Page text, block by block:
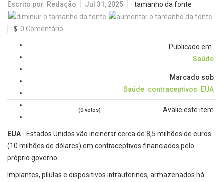
Escrito por Redação Jul 31, 2025 tamanho da fonte
0 Comentário
Publicado em
Saúde
Marcado sob
Saúde contraceptivos EUA
Avalie este item
(0 votos)
EUA- Estados Unidos vão incinerar cerca de 8,5 milhões de euros
(10 milhões de dólares) em contraceptivos financiados pelo
próprio governo.
Implantes, pílulas e dispositivos intrauterinos, armazenados há